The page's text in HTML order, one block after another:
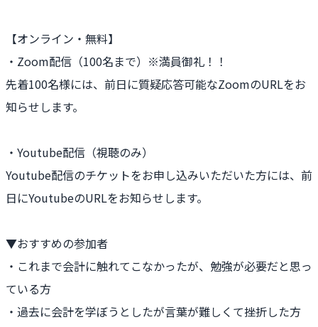
【オンライン・無料】
・Zoom配信（100名まで）※満員御礼！！
先着100名様には、前日に質疑応答可能なZoomのURLをお
知らせします。
・Youtube配信（視聴のみ）
Youtube配信のチケットをお申し込みいただいた方には、前
日にYoutubeのURLをお知らせします。
▼おすすめの参加者
・これまで会計に触れてこなかったが、勉強が必要だと思っ
ている方
・過去に会計を学ぼうとしたが言葉が難しくて挫折した方